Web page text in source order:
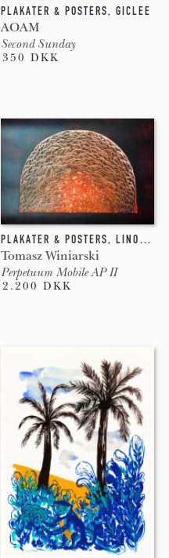
PLAKATER & POSTERS, GICLEE
AOAM
Second Sunday
350 DKK
PLAKATER & POSTERS,
Tomasz Winiarski
Perpetuum Mobile AP II
2.200 DKK